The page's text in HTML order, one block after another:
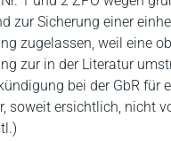
zur Sicherung einer
zugelassen, weil eine
zur in der Literatur
bei der GbR für
soweit ersichtlich, nicht